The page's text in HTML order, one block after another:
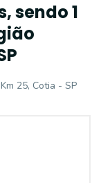
sendo 1
25, Cotia - SP